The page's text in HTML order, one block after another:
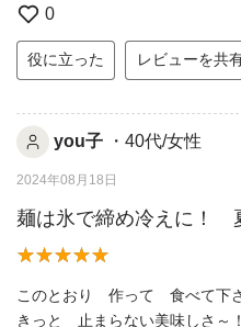
0
役に立った レビューを共
you子 ・40代/女性
2024年08月18日
麺は氷で締め冷えに！
このとおり 作って 食べて下
きっと 止まらない美味しさ